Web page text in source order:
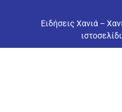
Eιδήσεις Χανιά –